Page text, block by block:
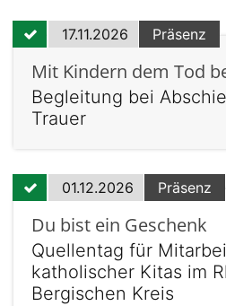
17.11.2026 Präsenz
Mit Kindern dem Tod
Begleitung bei
Trauer
01.12.2026 Präsenz
Du bist ein Geschenk
Quellentag für
katholischer Kitas im
Bergischen Kreis